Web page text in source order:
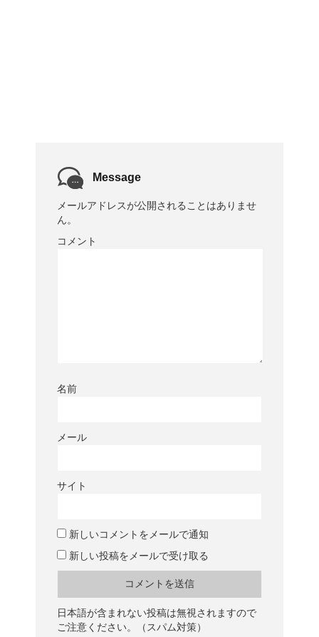
Message
メールアドレスが公開されることはありませ
ん。
コメント
名前
メール
サイト
新しいコメントをメールで通知
新しい投稿をメールで受け取る
日本語が含まれない投稿は無視されますので
ご注意ください。（スパム対策）